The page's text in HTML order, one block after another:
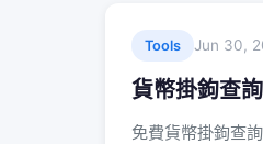
Tools Jun 30,
貨幣掛鉤查
免費貨幣掛鉤查